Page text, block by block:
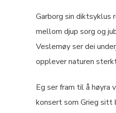
Garborg sin diktsyklus
mellom djup sorg og
Veslemøy ser dei
opplever naturen
Eg ser fram til å høyra
konsert som Grieg sitt